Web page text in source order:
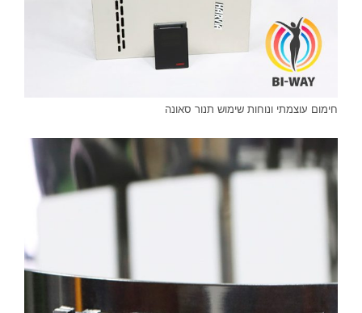
חימום עוצמתי ונוחות שימוש תנור סאונה